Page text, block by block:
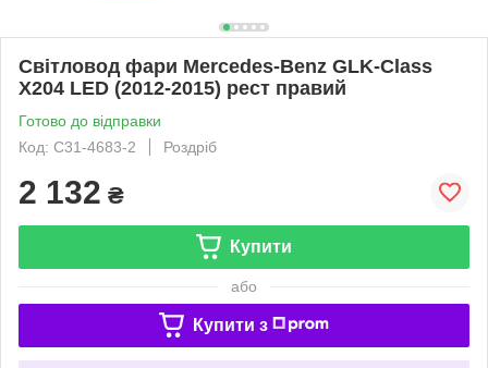
Світловод фари Mercedes-Benz GLK-Class
X204 LED (2012-2015) рест правий
Готово до відправки
Код: C31-4683-2
Роздріб
2 132 ₴
Купити
або
Купити з